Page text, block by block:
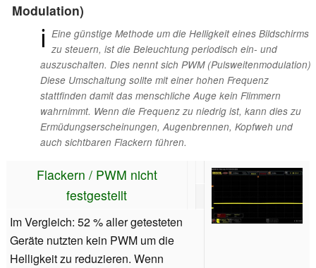
Modulation)
ℹ Eine günstige Methode um die Helligkeit eines Bildschirms
zu steuern, ist die Beleuchtung periodisch ein- und
auszuschalten. Dies nennt sich PWM (Pulsweitenmodulation)
Diese Umschaltung sollte mit einer hohen Frequenz
stattfinden damit das menschliche Auge kein Flimmern
wahrnimmt. Wenn die Frequenz zu niedrig ist, kann dies zu
Ermüdungserscheinungen, Augenbrennen, Kopfweh und
auch sichtbaren Flackern führen.
Flackern / PWM nicht
festgestellt
Im Vergleich: 52 % aller getesteten
Geräte nutzten kein PWM um die
Helligkeit zu reduzieren. Wenn